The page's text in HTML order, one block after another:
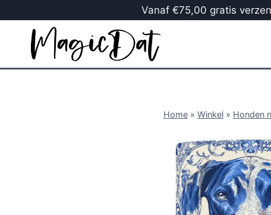
Vanaf €75,00 gratis
Home » Winkel » Honden